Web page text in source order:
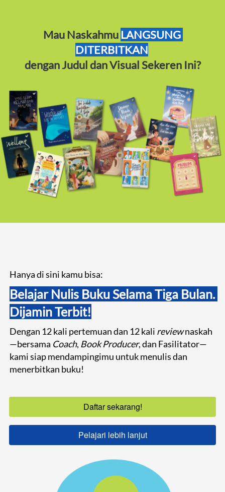
Mau Naskahmu LANGSUNG
DITERBITKAN
dengan Judul dan Visual Sekeren Ini?
Hanya di sini kamu bisa:
Belajar Nulis Buku Selama Tiga Bulan.
Dijamin Terbit!
Dengan 12 kali pertemuan dan 12 kali review naskah
—bersama Coach, Book Producer, dan Fasilitator—
kami siap mendampingimu untuk menulis dan
menerbitkan buku!
`Daftar sekarang!
`Pelajari lebih lanjut